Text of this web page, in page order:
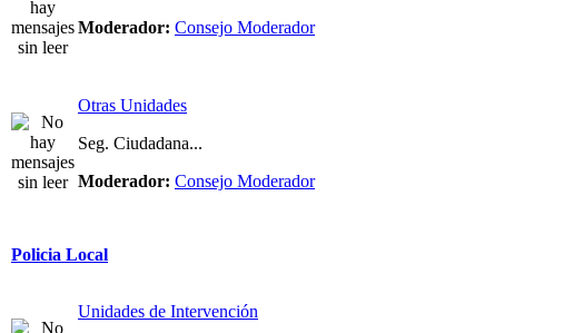
Moderador: Consejo Moderador
Otras Unidades
Seg. Ciudadana...
Moderador: Consejo Moderador
Policia Local
Unidades de Intervención